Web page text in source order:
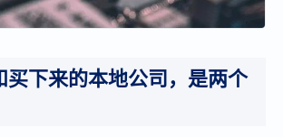
下来的本地公司，是两个